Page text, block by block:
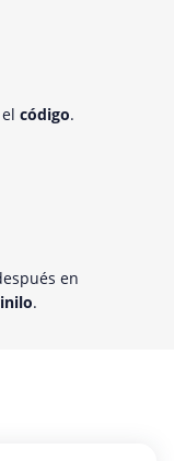
código.
en
.